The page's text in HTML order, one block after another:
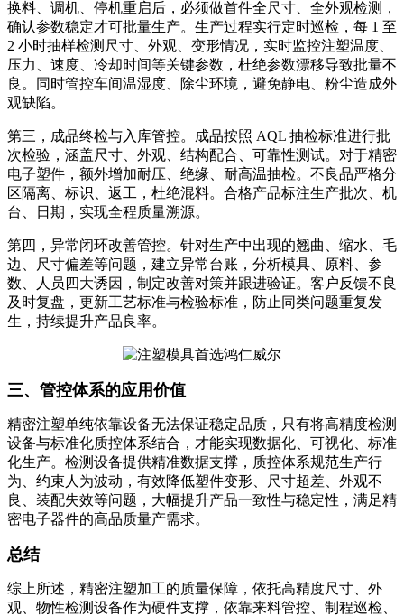
换料、调机、停机重启后，必须做首件全尺寸、全外观检测，
确认参数稳定才可批量生产。生产过程实行定时巡检，每 1 至
2 小时抽样检测尺寸、外观、变形情况，实时监控注塑温度、
压力、速度、冷却时间等关键参数，杜绝参数漂移导致批量不
良。同时管控车间温湿度、除尘环境，避免静电、粉尘造成外
观缺陷。
第三，成品终检与入库管控。成品按照 AQL 抽检标准进行批
次检验，涵盖尺寸、外观、结构配合、可靠性测试。对于精密
电子塑件，额外增加耐压、绝缘、耐高温抽检。不良品严格分
区隔离、标识、返工，杜绝混料。合格产品标注生产批次、机
台、日期，实现全程质量溯源。
第四，异常闭环改善管控。针对生产中出现的翘曲、缩水、毛
边、尺寸偏差等问题，建立异常台账，分析模具、原料、参
数、人员四大诱因，制定改善对策并跟进验证。客户反馈不良
及时复盘，更新工艺标准与检验标准，防止同类问题重复发
生，持续提升产品良率。
三、管控体系的应用价值
精密注塑单纯依靠设备无法保证稳定品质，只有将高精度检测
设备与标准化质控体系结合，才能实现数据化、可视化、标准
化生产。检测设备提供精准数据支撑，质控体系规范生产行
为、约束人为波动，有效降低塑件变形、尺寸超差、外观不
良、装配失效等问题，大幅提升产品一致性与稳定性，满足精
密电子器件的高品质量产需求。
总结
综上所述，精密注塑加工的质量保障，依托高精度尺寸、外
观、物性检测设备作为硬件支撑，依靠来料管控、制程巡检、